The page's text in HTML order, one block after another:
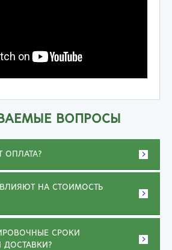
ВОПРОСЫ
ОПЛАТА?
НА СТОИМОСТЬ
СРОКИ
ДОСТАВКИ?